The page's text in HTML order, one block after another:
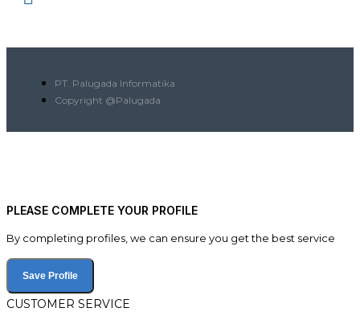
PT. Palugada Informatika
Copyright @Palugada
PLEASE COMPLETE YOUR PROFILE
By completing profiles, we can ensure you get the best service
Save Profile
CUSTOMER SERVICE